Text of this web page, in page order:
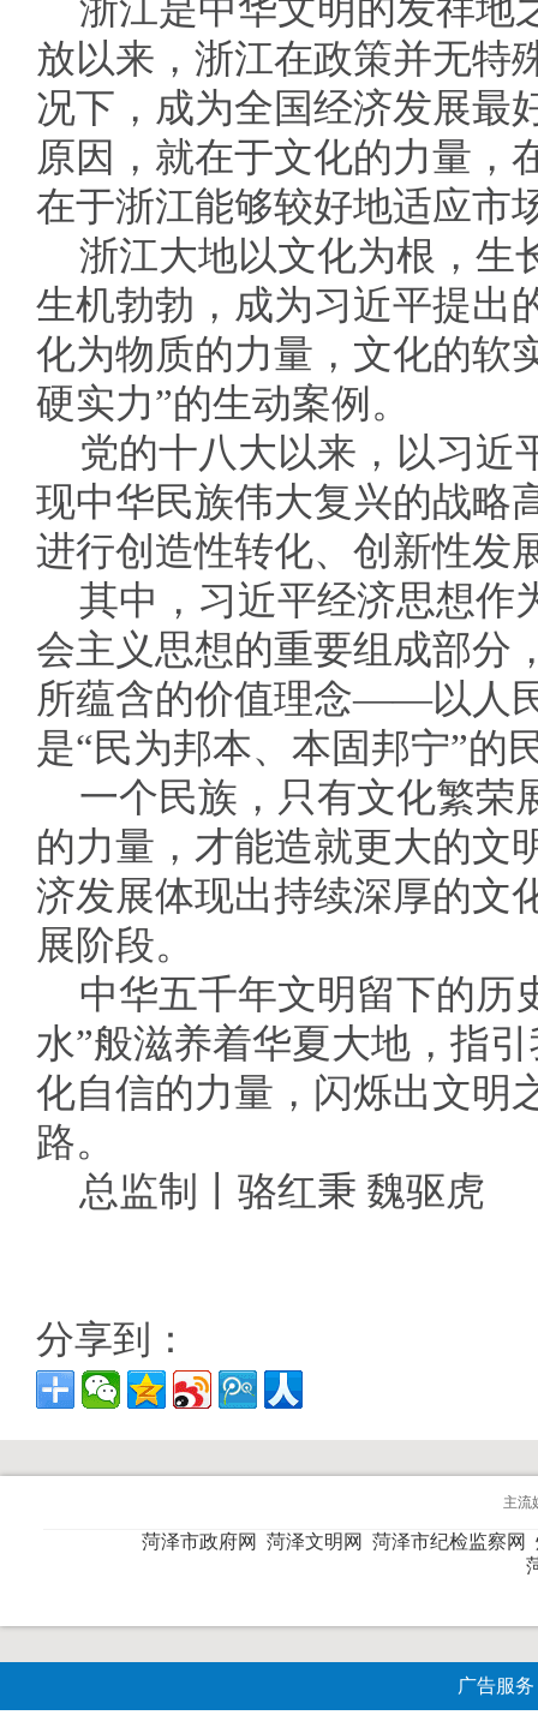
浙江是中华文明的发祥地
放以来，浙江在政策并无特
况下，成为全国经济发展最
原因，就在于文化的力量，
在于浙江能够较好地适应市
浙江大地以文化为根，生
生机勃勃，成为习近平提出
化为物质的力量，文化的软
硬实力”的生动案例。
党的十八大以来，以习近
现中华民族伟大复兴的战略
进行创造性转化、创新性发
其中，习近平经济思想作
会主义思想的重要组成部分
所蕴含的价值理念——以人
是“民为邦本、本固邦宁”的
一个民族，只有文化繁荣
的力量，才能造就更大的文
济发展体现出持续深厚的文
展阶段。
中华五千年文明留下的历
水”般滋养着华夏大地，指
化自信的力量，闪烁出文明
路。
总监制丨骆红秉 魏驱虎
分享到：
主流
菏泽市政府网 菏泽文明网 菏泽市纪检监察网
广告服务